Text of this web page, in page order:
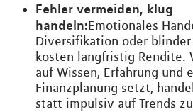
Fehler vermeiden, klug
handeln:Emotionales
Diversifikation oder
kosten langfristig Rendite.
auf Wissen, Erfahrung und
Finanzplanung setzt,
statt impulsiv auf Trends